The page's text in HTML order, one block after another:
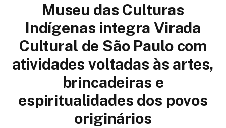
Museu das Culturas
Indígenas integra Virada
Cultural de São Paulo com
atividades voltadas às artes,
brincadeiras e
espiritualidades dos povos
originários